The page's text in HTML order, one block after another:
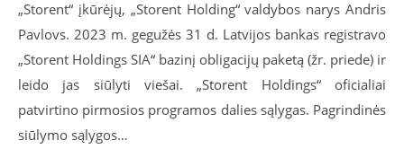
„Storent“ įkūrėjų, „Storent Holding“ valdybos narys Andris
Pavlovs. 2023 m. gegužės 31 d. Latvijos bankas registravo
„Storent Holdings SIA“ bazinį obligacijų paketą (žr. priede) ir
leido jas siūlyti viešai. „Storent Holdings“ oficialiai
patvirtino pirmosios programos dalies sąlygas. Pagrindinės
siūlymo sąlygos…